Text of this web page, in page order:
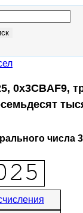
0x3CBAF9,
числа